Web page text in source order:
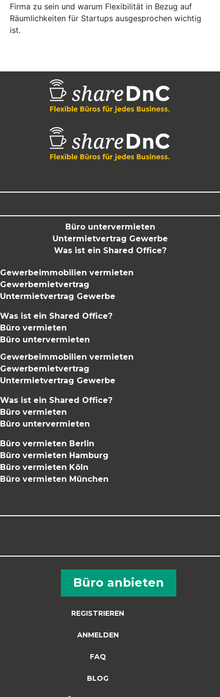
Firma zu sein und warum Flexibilität in Bezug auf
Räumlichkeiten für Startups ausgesprochen wichtig
ist.
Büro untervermieten
Untermietvertrag Gewerbe
Was ist ein Shared Office?
Gewerbeimmobilien vermieten
Gewerbemietvertrag
Untermietvertrag Gewerbe
Was ist ein Shared Office?
Büro vermieten
Büro untervermieten
Gewerbeimmobilien vermieten
Gewerbemietvertrag
Untermietvertrag Gewerbe
Was ist ein Shared Office?
Büro vermieten
Büro untervermieten
Büro vermieten Berlin
Büro vermieten Hamburg
Büro vermieten Köln
Büro vermieten München
Büro anbieten
REGISTRIEREN
ANMELDEN
FAQ
BLOG